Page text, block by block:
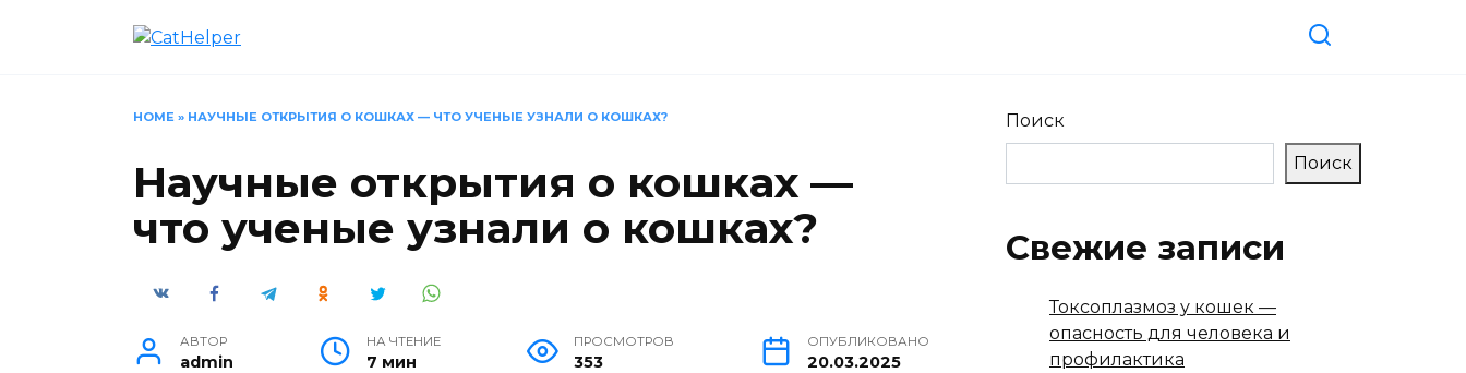
HOME » НАУЧНЫЕ ОТКРЫТИЯ О КОШКАХ — ЧТО УЧЕНЫЕ УЗНАЛИ О КОШКАХ?
Научные открытия о кошках —
что ученые узнали о кошках?
АВТОР
admin
НА ЧТЕНИЕ
7 мин
ПРОСМОТРОВ
353
ОПУБЛИКОВАНО
20.03.2025
Поиск
Поиск
Свежие записи
Токсоплазмоз у кошек —
опасность для человека и
профилактика